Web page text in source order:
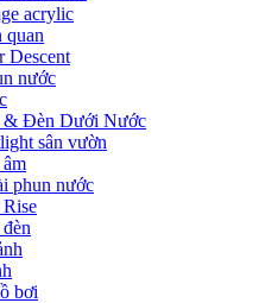
acrylic
quan
Descent
nước
& Đèn Dưới Nước
sân vườn
phun nước
bơi